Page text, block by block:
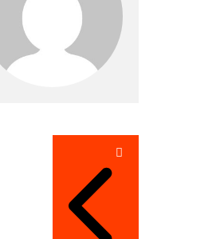
تصفّح
المقالات